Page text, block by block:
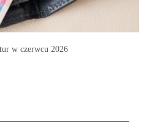
w czerwcu 2026